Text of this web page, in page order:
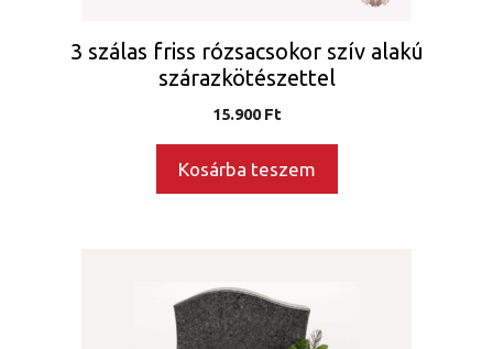
3 szálas friss rózsacsokor szív alakú
szárazkötészettel
15.900Ft
Kosárba teszem